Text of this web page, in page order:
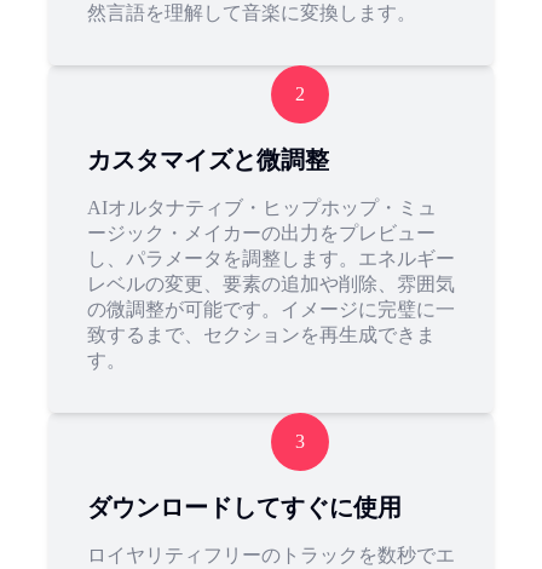
然言語を理解して音楽に変換します。
2
カスタマイズと微調整
AIオルタナティブ・ヒップホップ・ミュ
ージック・メイカーの出力をプレビュー
し、パラメータを調整します。エネルギー
レベルの変更、要素の追加や削除、雰囲気
の微調整が可能です。イメージに完璧に一
致するまで、セクションを再生成できま
す。
3
ダウンロードしてすぐに使用
ロイヤリティフリーのトラックを数秒でエ